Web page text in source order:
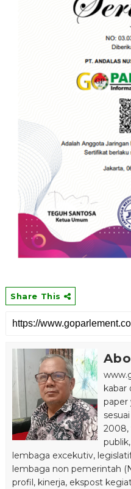
Share This
kabar
paper
2008,
lembaga excekutiv,
lembaga non pemerintah
profil, kinerja, ekspost